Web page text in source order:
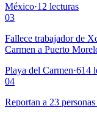
México·12 lecturas
03
Fallece trabajador de
Carmen a Puerto
Playa del Carmen·614
04
Reportan a 23